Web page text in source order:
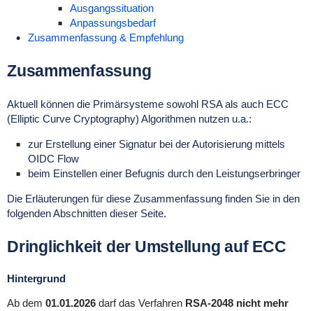
Ausgangssituation
Anpassungsbedarf
Zusammenfassung & Empfehlung
Zusammenfassung
Aktuell können die Primärsysteme sowohl RSA als auch ECC
(Elliptic Curve Cryptography) Algorithmen nutzen u.a.:
zur Erstellung einer Signatur bei der Autorisierung mittels
OIDC Flow
beim Einstellen einer Befugnis durch den Leistungserbringer
Die Erläuterungen für diese Zusammenfassung finden Sie in den
folgenden Abschnitten dieser Seite.
Dringlichkeit der Umstellung auf ECC
Hintergrund
Ab dem 01.01.2026darf das Verfahren RSA-2048 nicht mehr